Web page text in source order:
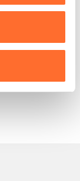
à traiter
notre